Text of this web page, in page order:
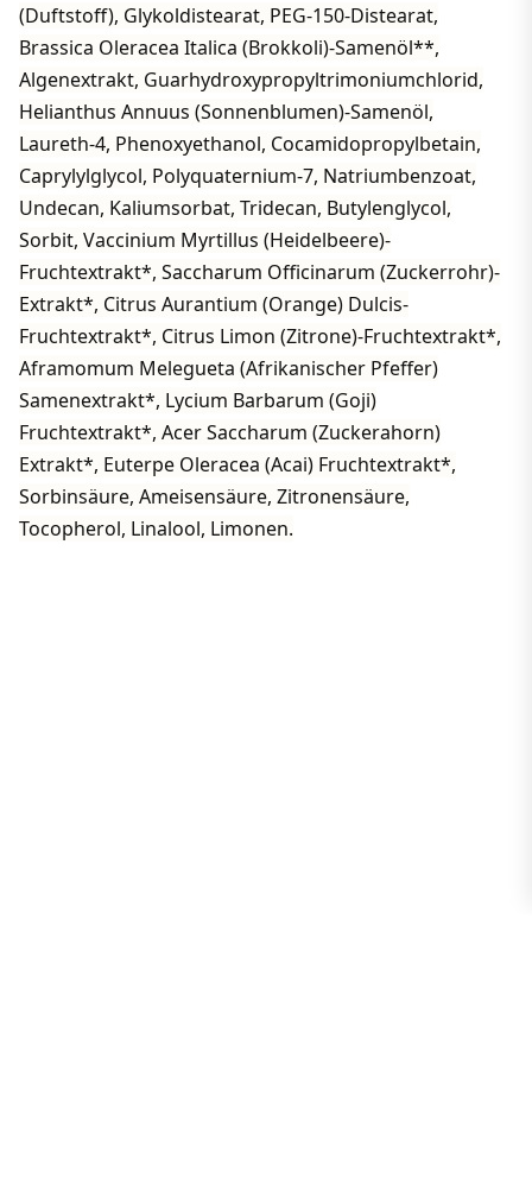
(Duftstoff), Glykoldistearat, PEG-150-Distearat,
Brassica Oleracea Italica (Brokkoli)-Samenöl**,
Algenextrakt, Guarhydroxypropyltrimoniumchlorid,
Helianthus Annuus (Sonnenblumen)-Samenöl,
Laureth-4, Phenoxyethanol, Cocamidopropylbetain,
Caprylylglycol, Polyquaternium-7, Natriumbenzoat,
Undecan, Kaliumsorbat, Tridecan, Butylenglycol,
Sorbit, Vaccinium Myrtillus (Heidelbeere)-
Fruchtextrakt*, Saccharum Officinarum (Zuckerrohr)-
Extrakt*, Citrus Aurantium (Orange) Dulcis-
Fruchtextrakt*, Citrus Limon (Zitrone)-Fruchtextrakt*,
Aframomum Melegueta (Afrikanischer Pfeffer)
Samenextrakt*, Lycium Barbarum (Goji)
Fruchtextrakt*, Acer Saccharum (Zuckerahorn)
Extrakt*, Euterpe Oleracea (Acai) Fruchtextrakt*,
Sorbinsäure, Ameisensäure, Zitronensäure,
Tocopherol, Linalool, Limonen.